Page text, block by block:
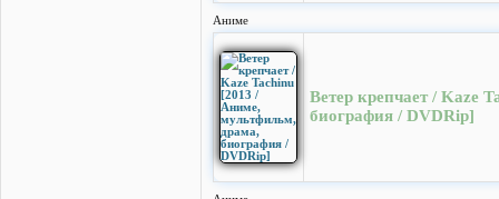
Аниме
Ветер крепчает / Kaze
биография / DVDRip]